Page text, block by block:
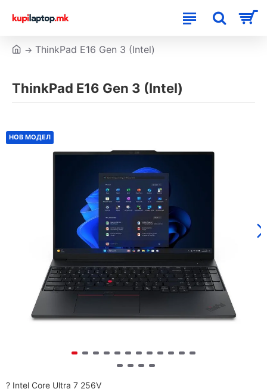
ThinkPad E16 Gen 3 (Intel)
ThinkPad E16 Gen 3 (Intel)
НОВ МОДЕЛ
? Intel Core Ultra 7 256V